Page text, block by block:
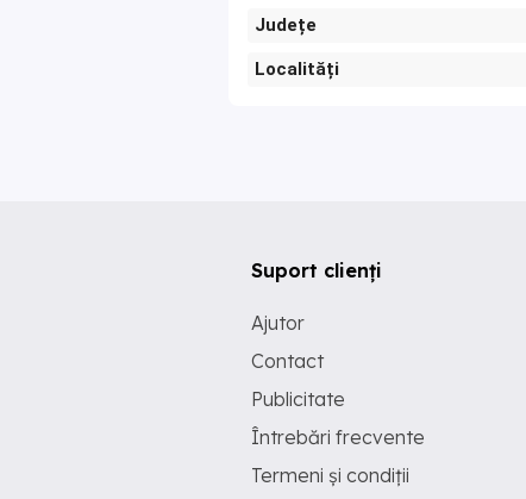
Județe
Localități
Suport clienți
Ajutor
Contact
Publicitate
Întrebări frecvente
Termeni și condiții